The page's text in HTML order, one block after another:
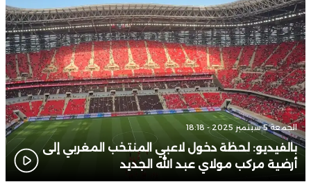
الجمعة 5 سبتمبر 2025 - 18:18
بالفيديو: لحظة دخول لاعبي المنتخب المغربي إلى
أرضية مركب مولاي عبد الله الجديد